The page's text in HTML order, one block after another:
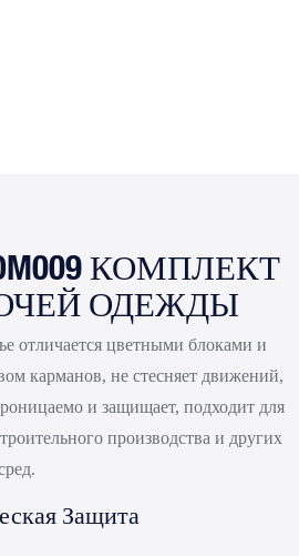
КОМПЛЕКТ
ОДЕЖДЫ
отличается цветными блоками и
карманов, не стесняет движений,
и защищает, подходит для
производства и других
Защита